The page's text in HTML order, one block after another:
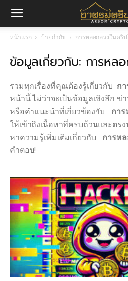
มค
ปโต
หน้าแรก ป้ายกำกับ การหลอกลวงในคริป
ข้อมูลเกี่ยวกับ: การหล
รวมทุกเรื่องที่คุณต้องรู้เกี่ยวกับ ก
หน้านี้ ไม่ว่าจะเป็นข้อมูลเชิงลึก ข่
หรือคำแนะนำที่เกี่ยวข้องกับ การ
ให้เข้าถึงเนื้อหาที่ครบถ้วนและต
หาความรู้เพิ่มเติมเกี่ยวกับ การห
คำตอบ!